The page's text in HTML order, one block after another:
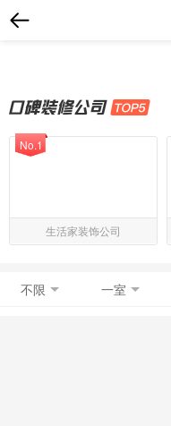
生活家装饰公司
No.1
不限 一室